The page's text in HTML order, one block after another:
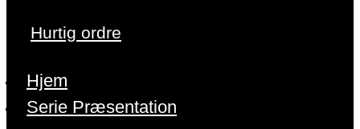
Hurtig ordre
Hjem
Serie Præsentation